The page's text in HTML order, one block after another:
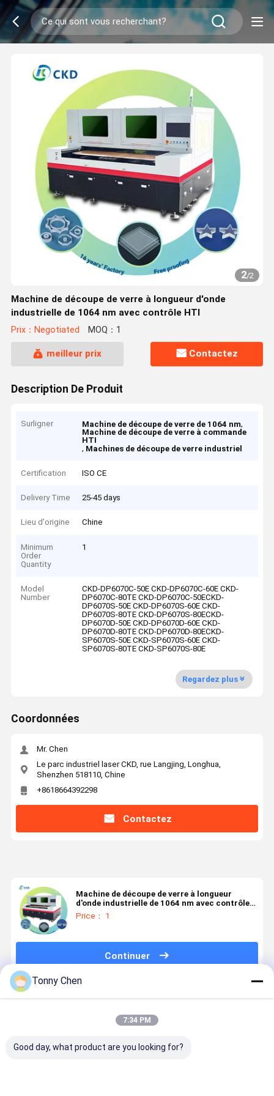
2/2
Machine de découpe de verre à longueur d'onde
industrielle de 1064 nm avec contrôle HTI
Prix：Negotiated MOQ：1
meilleur prix Contactez
Description De Produit
Surligner Machine de découpe de verre de 1064 nm,
Machine de découpe de verre à commande
HTI
, Machines de découpe de verre industriel
Certification ISO CE
Delivery Time 25-45 days
Lieu d'origine Chine
Minimum
Order
Quantity
1
Model
Number
CKD-DP6070C-50E CKD-DP6070C-60E CKD-
DP6070C-80TE CKD-DP6070C-50ECKD-
DP6070S-50E CKD-DP6070S-60E CKD-
DP6070S-80TE CKD-DP6070S-80ECKD-
DP6070D-50E CKD-DP6070D-60E CKD-
DP6070D-80TE CKD-DP6070D-80ECKD-
SP6070S-50E CKD-SP6070S-60E CKD-
SP6070S-80TE CKD-SP6070S-80E
Regardez plus
Coordonnées
Mr. Chen
Le parc industriel laser CKD, rue Langjing, Longhua,
Shenzhen 518110, Chine
+8618664392298
Contactez
Machine de découpe de verre à longueur
d'onde industrielle de 1064 nm avec contrôle
HTI
Price： 1
Continuer
Produits Recommandés
Tonny Chen
7:34 PM
Good day, what product are you looking for?